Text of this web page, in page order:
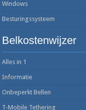
Windows
Besturingssysteem
Belkostenwijzer
Alles in 1
Informatie
Onbeperkt Bellen
T-Mobile Tethering